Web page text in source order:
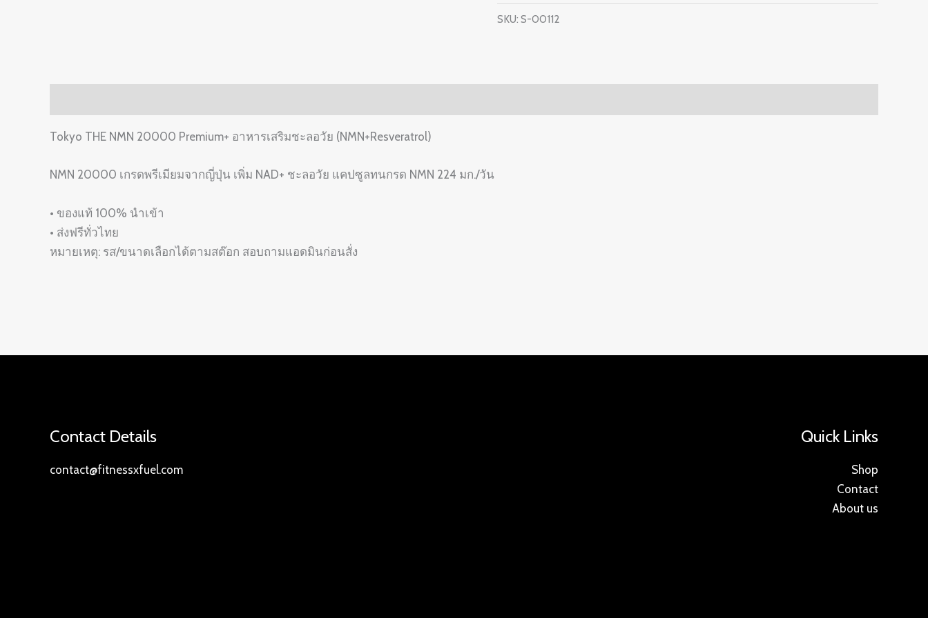
SKU: S-00112
Tokyo THE NMN 20000 Premium+ อาหารเสริมชะลอวัย (NMN+Resveratrol)
NMN 20000 เกรดพรีเมียมจากญี่ปุ่น เพิ่ม NAD+ ชะลอวัย แคปซูลทนกรด NMN 224 มก./วัน
• ของแท้ 100% นำเข้า
• ส่งฟรีทั่วไทย
หมายเหตุ: รส/ขนาดเลือกได้ตามสต๊อก สอบถามแอดมินก่อนสั่ง
Contact Details
contact@fitnessxfuel.com
Quick Links
Shop
Contact
About us